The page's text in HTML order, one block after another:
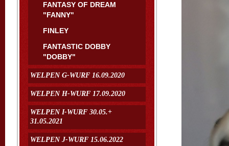
FANTASY OF DREAM
"FANNY"
FINLEY
FANTASTIC DOBBY
"DOBBY"
WELPEN G-WURF 16.09.2020
WELPEN H-WURF 17.09.2020
WELPEN I-WURF 30.05.+
31.05.2021
WELPEN J-WURF 15.06.2022